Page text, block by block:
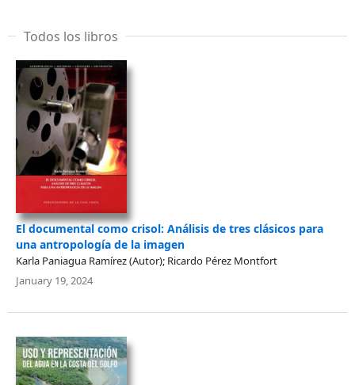
Todos los libros
El documental como crisol: Análisis de tres clásicos para
una antropología de la imagen
Karla Paniagua Ramírez (Autor); Ricardo Pérez Montfort
January 19, 2024